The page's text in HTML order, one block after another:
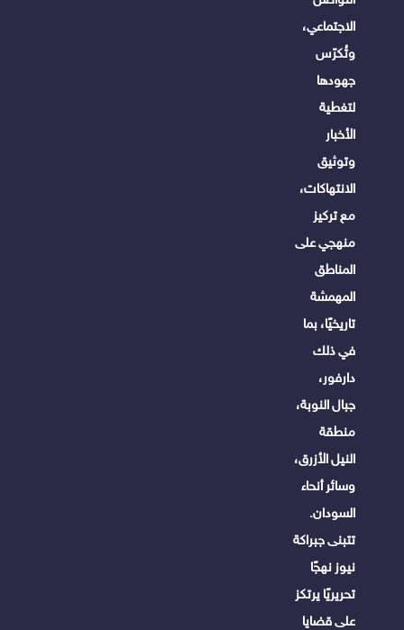
الاجتماعي،
وتُكرّس
جهودها
لتغطية
الأخبار
وتوثيق
الانتهاكات،
مع تركيز
منهجي على
المناطق
المهمشة
تاريخيًا، بما
في ذلك
دارفور،
جبال النوبة،
منطقة
النيل الأزرق،
وسائر أنحاء
السودان.
تتبنى جبراكة
نيوز نهجًا
تحريريًا يرتكز
على قضايا